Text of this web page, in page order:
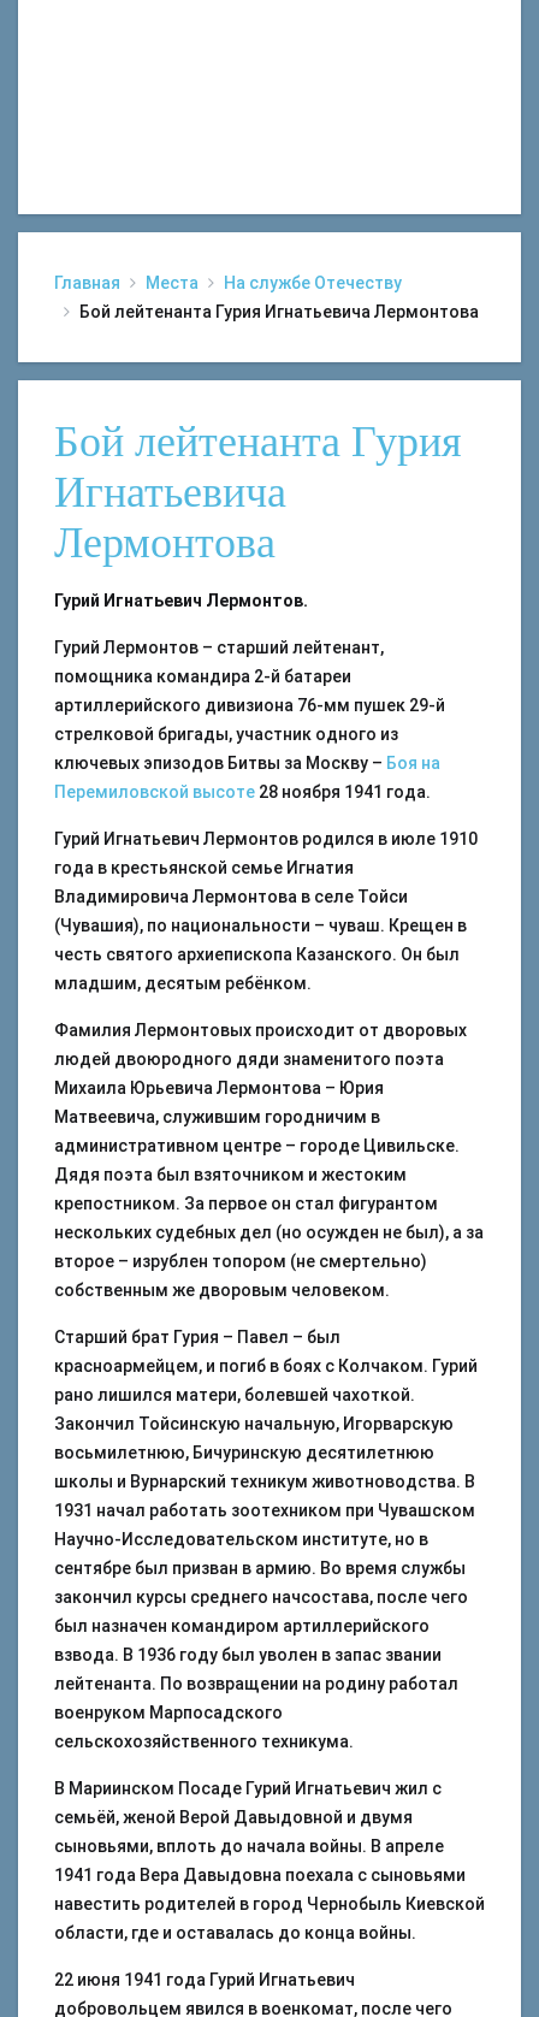
Главная Места
На службе Отечеству
Бой лейтенанта Гурия Игнатьевича Лермонтова
Бой лейтенанта Гурия
Игнатьевича
Лермонтова
Гурий Игнатьевич Лермонтов.
Гурий Лермонтов – старший лейтенант,
помощника командира 2-й батареи
артиллерийского дивизиона 76-мм пушек 29-й
стрелковой бригады, участник одного из
ключевых эпизодов Битвы за Москву – Боя на
Перемиловской высоте 28 ноября 1941 года.
Гурий Игнатьевич Лермонтов родился в июле 1910
года в крестьянской семье Игнатия
Владимировича Лермонтова в селе Тойси
(Чувашия), по национальности – чуваш. Крещен в
честь святого архиепископа Казанского. Он был
младшим, десятым ребёнком.
Фамилия Лермонтовых происходит от дворовых
людей двоюродного дяди знаменитого поэта
Михаила Юрьевича Лермонтова – Юрия
Матвеевича, служившим городничим в
административном центре – городе Цивильске.
Дядя поэта был взяточником и жестоким
крепостником. За первое он стал фигурантом
нескольких судебных дел (но осужден не был), а за
второе – изрублен топором (не смертельно)
собственным же дворовым человеком.
Старший брат Гурия – Павел – был
красноармейцем, и погиб в боях с Колчаком. Гурий
рано лишился матери, болевшей чахоткой.
Закончил Тойсинскую начальную, Игорварскую
восьмилетнюю, Бичуринскую десятилетнюю
школы и Вурнарский техникум животноводства. В
1931 начал работать зоотехником при Чувашском
Научно-Исследовательском институте, но в
сентябре был призван в армию. Во время службы
закончил курсы среднего начсостава, после чего
был назначен командиром артиллерийского
взвода. В 1936 году был уволен в запас звании
лейтенанта. По возвращении на родину работал
военруком Марпосадского
сельскохозяйственного техникума.
В Мариинском Посаде Гурий Игнатьевич жил с
семьёй, женой Верой Давыдовной и двумя
сыновьями, вплоть до начала войны. В апреле
1941 года Вера Давыдовна поехала с сыновьями
навестить родителей в город Чернобыль Киевской
области, где и оставалась до конца войны.
22 июня 1941 года Гурий Игнатьевич
добровольцем явился в военкомат, после чего